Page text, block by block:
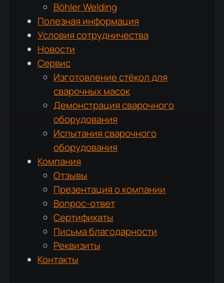
Böhler Welding
Полезная информация
Условия сотрудничества
Новости
Сервис
Изготовление стёкол для
сварочных масок
Демонстрация сварочного
оборудования
Испытания сварочного
оборудования
Компания
Отзывы
Презентация о компании
Вопрос-ответ
Сертификаты
Письма благодарности
Реквизиты
Контакты